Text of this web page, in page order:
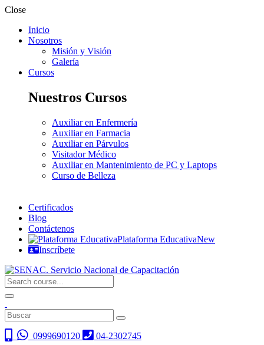
Close
Inicio
Nosotros
Misión y Visión
Galería
Cursos
Nuestros Cursos
Auxiliar en Enfermería
Auxiliar en Farmacia
Auxiliar en Párvulos
Visitador Médico
Auxiliar en Mantenimiento de PC y Laptops
Curso de Belleza
Certificados
Blog
Contáctenos
Plataforma EducativaNew
Inscríbete
0999690120
04-2302745